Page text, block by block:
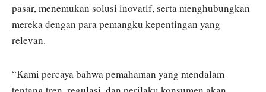
pasar, menemukan solusi inovatif, serta menghubungkan
mereka dengan para pemangku kepentingan yang
relevan.
“Kami percaya bahwa pemahaman yang mendalam